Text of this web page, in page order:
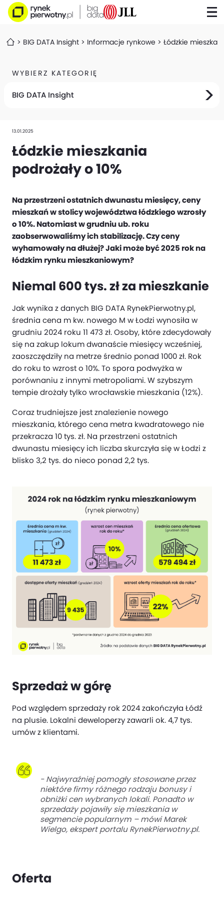
BIG DATA Insight Informacje rynkowe Łódzkie
WYBIERZ KATEGORIĘ
BIG DATA Insight
13.01.2025
Łódzkie mieszkania
podrożały o 10%
Na przestrzeni ostatnich dwunastu miesięcy, ceny
mieszkań w stolicy województwa łódzkiego wzrosły
o 10%. Natomiast w grudniu ub. roku
zaobserwowaliśmy ich stabilizację. Czy ceny
wyhamowały na dłużej? Jaki może być 2025 rok na
łódzkim rynku mieszkaniowym?
Niemal 600 tys. zł za mieszkanie
Jak wynika z danych BIG DATA RynekPierwotny.pl,
średnia cena m kw. nowego M w Łodzi wynosiła w
grudniu 2024 roku 11 473 zł. Osoby, które zdecydowały
się na zakup lokum dwanaście miesięcy wcześniej,
zaoszczędziły na metrze średnio ponad 1000 zł. Rok
do roku to wzrost o 10%. To spora podwyżka w
porównaniu z innymi metropoliami. W szybszym
tempie drożały tylko wrocławskie mieszkania (12%).
Coraz trudniejsze jest znalezienie nowego
mieszkania, którego cena metra kwadratowego nie
przekracza 10 tys. zł. Na przestrzeni ostatnich
dwunastu miesięcy ich liczba skurczyła się w Łodzi z
blisko 3,2 tys. do nieco ponad 2,2 tys.
Sprzedaż w górę
Pod względem sprzedaży rok 2024 zakończyła Łódź
na plusie. Lokalni deweloperzy zawarli ok. 4,7 tys.
umów z klientami.
- Najwyraźniej pomogły stosowane przez
niektóre firmy różnego rodzaju bonusy i
obniżki cen wybranych lokali. Ponadto w
sprzedaży pojawiły się mieszkania w
segmencie popularnym – mówi Marek
Wielgo, ekspert portalu RynekPierwotny.pl.
Oferta